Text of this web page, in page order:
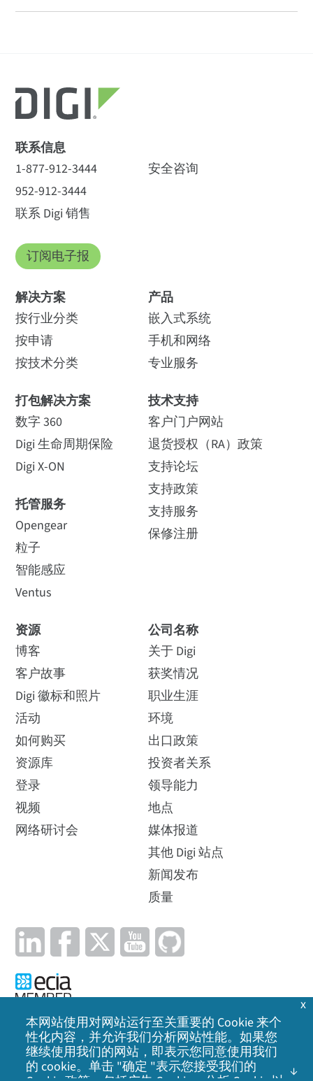
联系信息
1-877-912-3444
952-912-3444
联系 Digi 销售
安全咨询
订阅电子报
解决方案
按行业分类
按申请
按技术分类
打包解决方案
数字 360
Digi 生命周期保险
Digi X-ON
托管服务
Opengear
粒子
智能感应
Ventus
产品
嵌入式系统
手机和网络
专业服务
技术支持
客户门户网站
退货授权（RA）政策
支持论坛
支持政策
支持服务
保修注册
资源
博客
客户故事
Digi 徽标和照片
活动
如何购买
资源库
登录
视频
网络研讨会
公司名称
关于 Digi
获奖情况
职业生涯
环境
出口政策
投资者关系
领导能力
地点
媒体报道
其他 Digi 站点
新闻发布
质量
隐私政策 | Cookie 政策 | 法律声明 | 网站地图
本网站使用对网站运行至关重要的 Cookie 来个
性化内容，并允许我们分析网站性能。如果您
继续使用我们的网站，即表示您同意使用我们
的 cookie。单击 "确定 "表示您接受我们的
x